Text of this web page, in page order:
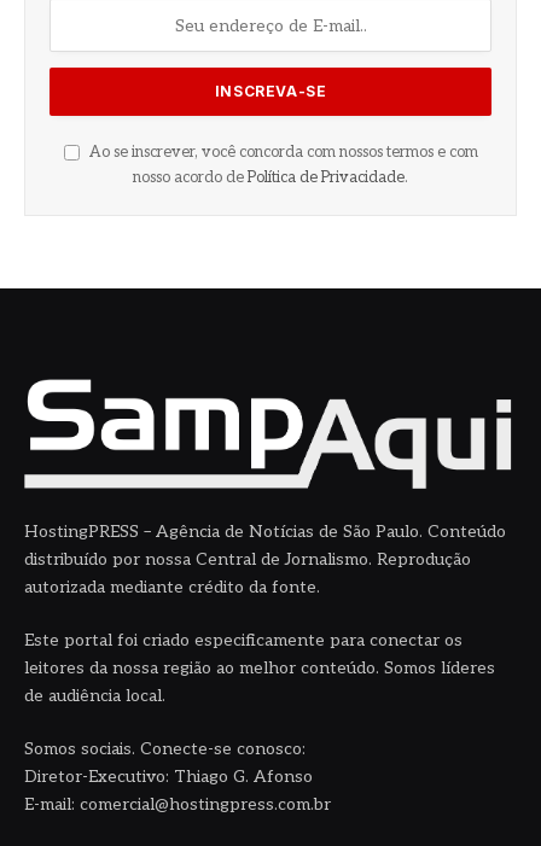
Ao se inscrever, você concorda com nossos termos e com
nosso acordo de Política de Privacidade.
HostingPRESS – Agência de Notícias de São Paulo. Conteúdo
distribuído por nossa Central de Jornalismo. Reprodução
autorizada mediante crédito da fonte.
Este portal foi criado especificamente para conectar os
leitores da nossa região ao melhor conteúdo. Somos líderes
de audiência local.
Somos sociais. Conecte-se conosco:
Diretor-Executivo: Thiago G. Afonso
E-mail: comercial@hostingpress.com.br